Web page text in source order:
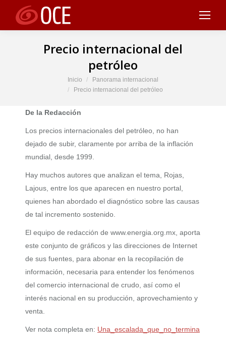
Precio internacional del
petróleo
Inicio
Panorama internacional
Precio internacional del petróleo
De la Redacción
Los precios internacionales del petróleo, no han
dejado de subir, claramente por arriba de la inflación
mundial, desde 1999.
Hay muchos autores que analizan el tema, Rojas,
Lajous, entre los que aparecen en nuestro portal,
quienes han abordado el diagnóstico sobre las causas
de tal incremento sostenido.
El equipo de redacción de www.energia.org.mx, aporta
este conjunto de gráficos y las direcciones de Internet
de sus fuentes, para abonar en la recopilación de
información, necesaria para entender los fenómenos
del comercio internacional de crudo, así como el
interés nacional en su producción, aprovechamiento y
venta.
Ver nota completa en: Una_escalada_que_no_termina